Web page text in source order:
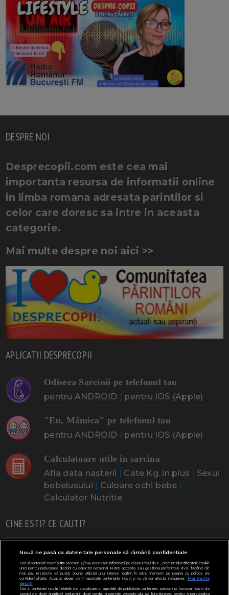
DESPRE NOI
Desprecopii.com este cea mai
importanta resursa de informatii online
in limba romana adresata parintilor si
celor care doresc sa intre in aceasta
categorie.
Mai multe despre noi aici >>
APLICATII DESPRECOPII
Odiseea Sarcinii pe telefonul tau
pentru ANDROID | pentru IOS (Apple)
"Eu, Mămica" pe telefonul tau
pentru ANDROID | pentru IOS (Apple)
Calculatoare utile in sarcina
Afla data nasterii | Cate Kg. in plus | Sexul
bebelusului | Culoare ochi bebe |
Calculator Nutritie
CINE ESTI? CE CAUTI?
Doresc un copil Adoptia Probleme cu sarcina
Urmeaza sa nasc Probleme alaptare Bebe plange
Bebe febra Caut bona Cresa, Gradinta
Nouă ne pasă ca datele tale personale să rămână confidențiale
Noi și partenerii noștri589stocăm și/sau accesăm informații pe dispozitivul dvs., precum identificatorii cookie
unici pentru prelucrarea datelor cu caracter personal. Puteți accepta sau gestiona preferințele dvs. făcând clic
mai jos, respectiv vă puteți opune utilizării unui interes legitim în orice moment pe pagina cu politica de
confidențialitate. Aceste alegeri vor fi raportate partenerilor noștri și nu vă vor afecta navigarea.
Mai multe
detalii
Noi si partenerii nostri (retelele de socializare si agentiile de publicitate partenere, precum si furnizorii nostri de
servicii de date analitice) prelucram date pentru a permite website-ului sa functioneze, pentru a personaliza